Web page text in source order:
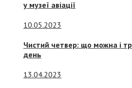
у музеї авіації
10.05.2023
Чистий четвер: що можна і
день
13.04.2023